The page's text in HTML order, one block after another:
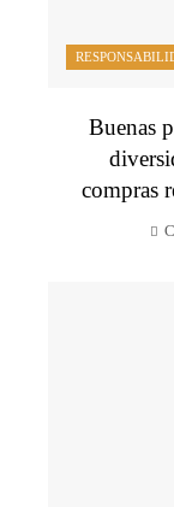
Buenas
compras